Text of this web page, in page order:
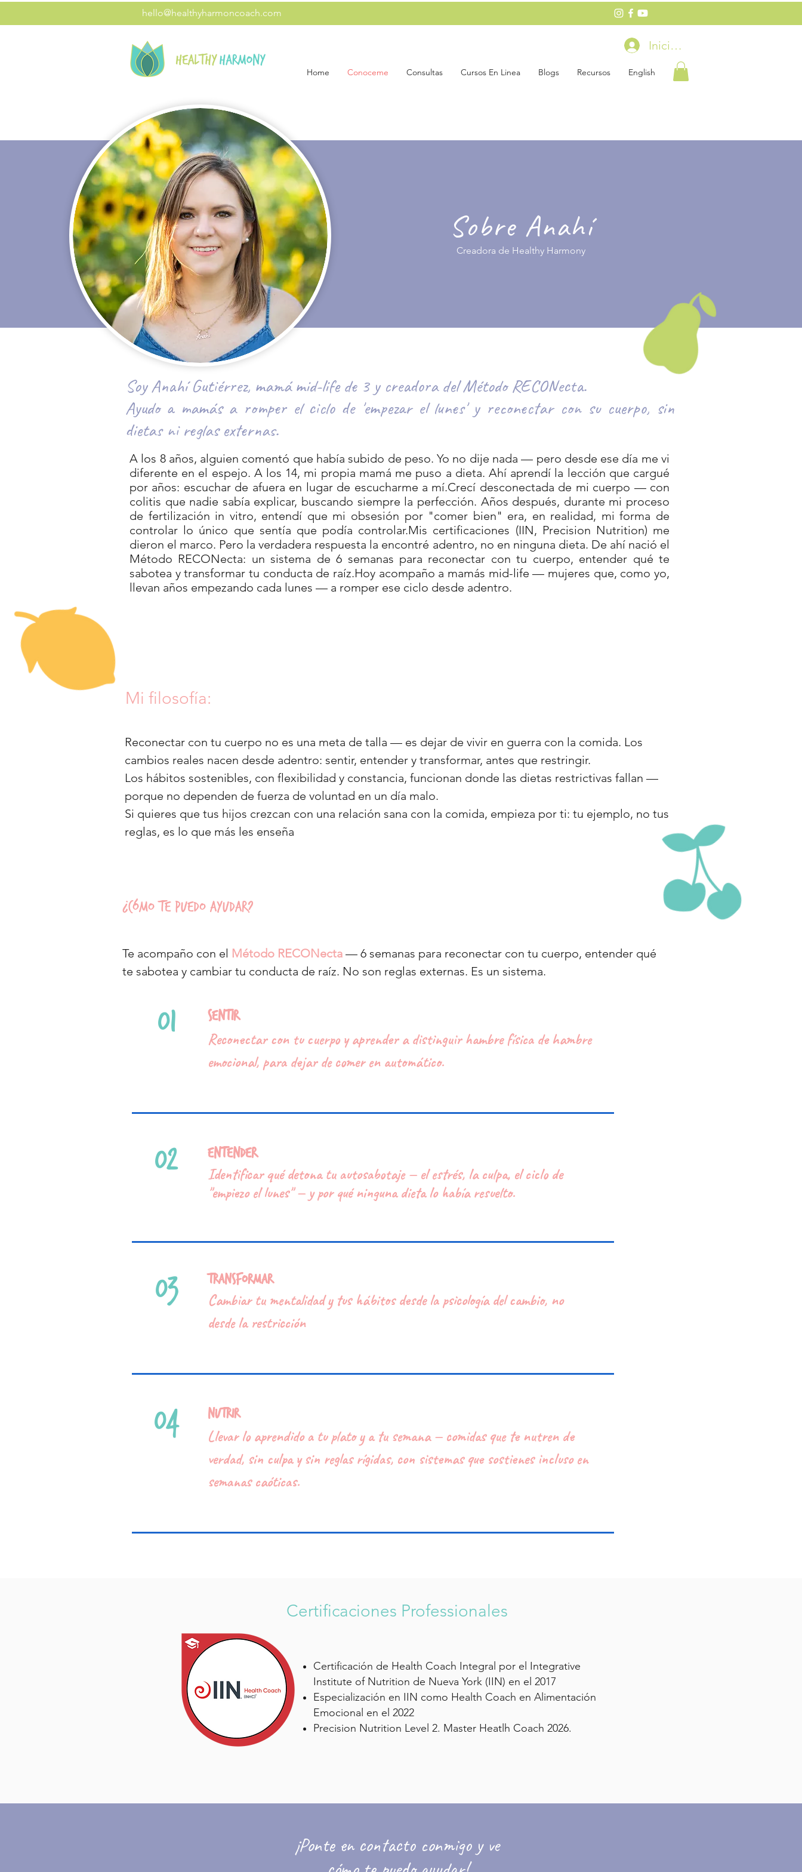
hello@healthyharmoncoach.com
Home Conoceme Consultas Cursos En Linea Blogs Recursos English
Iniciar sesión
Sobre Anahí
Creadora de Healthy Harmony
Soy Anahí Gutiérrez, mamá mid-life de 3 y creadora del Método RECONecta.
Ayudo a mamás a romper el ciclo de 'empezar el lunes' y reconectar con su cuerpo, sin
dietas ni reglas externas.
A los 8 años, alguien comentó que había subido de peso. Yo no dije nada — pero desde ese día me vi
diferente en el espejo. A los 14, mi propia mamá me puso a dieta. Ahí aprendí la lección que cargué
por años: escuchar de afuera en lugar de escucharme a mí.Crecí desconectada de mi cuerpo — con
colitis que nadie sabía explicar, buscando siempre la perfección. Años después, durante mi proceso
de fertilización in vitro, entendí que mi obsesión por "comer bien" era, en realidad, mi forma de
controlar lo único que sentía que podía controlar.Mis certificaciones (IIN, Precision Nutrition) me
dieron el marco. Pero la verdadera respuesta la encontré adentro, no en ninguna dieta. De ahí nació el
Método RECONecta: un sistema de 6 semanas para reconectar con tu cuerpo, entender qué te
sabotea y transformar tu conducta de raíz.Hoy acompaño a mamás mid-life — mujeres que, como yo,
llevan años empezando cada lunes — a romper ese ciclo desde adentro.
Mi filosofía:
Reconectar con tu cuerpo no es una meta de talla — es dejar de vivir en guerra con la comida. Los
cambios reales nacen desde adentro: sentir, entender y transformar, antes que restringir.
Los hábitos sostenibles, con flexibilidad y constancia, funcionan donde las dietas restrictivas fallan —
porque no dependen de fuerza de voluntad en un día malo.
Si quieres que tus hijos crezcan con una relación sana con la comida, empieza por ti: tu ejemplo, no tus
reglas, es lo que más les enseña
¿Cómo te puedo ayudar?
Te acompaño con el Método RECONecta — 6 semanas para reconectar con tu cuerpo, entender qué
te sabotea y cambiar tu conducta de raíz. No son reglas externas. Es un sistema.
01 Sentir
Reconectar con tu cuerpo y aprender a distinguir hambre física de hambre
emocional, para dejar de comer en automático.
02 Entender
Identificar qué detona tu autosabotaje — el estrés, la culpa, el ciclo de
"empiezo el lunes" — y por qué ninguna dieta lo había resuelto.
03 Transformar
Cambiar tu mentalidad y tus hábitos desde la psicología del cambio, no
desde la restricción
04 Nutrir
Llevar lo aprendido a tu plato y a tu semana — comidas que te nutren de
verdad, sin culpa y sin reglas rígidas, con sistemas que sostienes incluso en
semanas caóticas.
Certificaciones Professionales
Certificación de Health Coach Integral por el Integrative
Institute of Nutrition de Nueva York (IIN) en el 2017
Especialización en IIN como Health Coach en Alimentación
Emocional en el 2022
Precision Nutrition Level 2. Master Heatlh Coach 2026.
¡Ponte en contacto conmigo y ve